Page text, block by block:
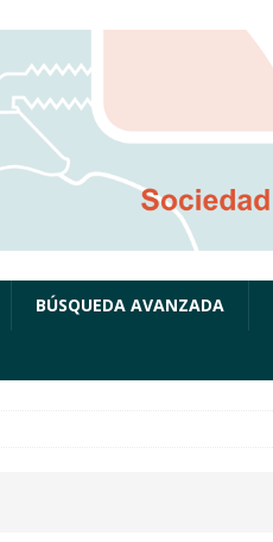
BÚSQUEDA AVANZADA